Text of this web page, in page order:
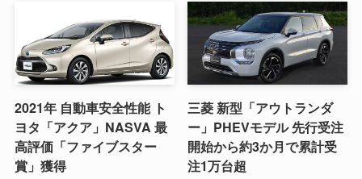
2021年 自動車安全性能 ト
ヨタ「アクア」NASVA 最
高評価「ファイブスター
賞」獲得
三菱 新型「アウトランダ
ー」PHEVモデル 先行受注
開始から約3か月で累計受
注1万台超